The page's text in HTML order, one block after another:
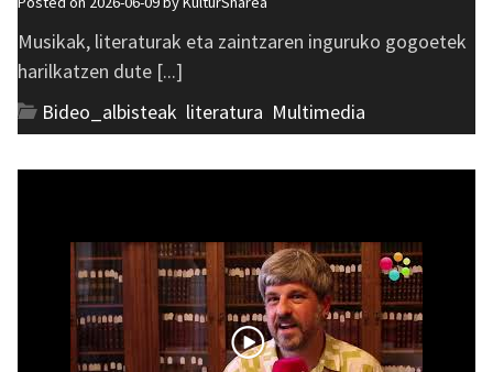
Musikak, literaturak eta zaintzaren inguruko gogoetek
harilkatzen dute [...]
Bideo_albisteak literatura Multimedia